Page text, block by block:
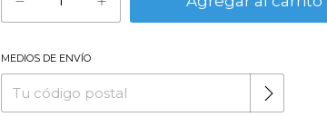
Entregas para el CP:
MEDIOS DE ENVÍO